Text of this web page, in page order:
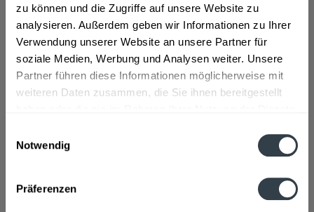
zu können und die Zugriffe auf unsere Website zu
analysieren. Außerdem geben wir Informationen zu Ihrer
Verwendung unserer Website an unsere Partner für
soziale Medien, Werbung und Analysen weiter. Unsere
Partner führen diese Informationen möglicherweise mit
weiteren Daten zusammen, die Sie ihnen bereitgestellt
Notwendig
Präferenzen
In denWarenkorb
Artikel-Nr.:
36512
Verfügbar in:
Beschreibung
Zuckermehr